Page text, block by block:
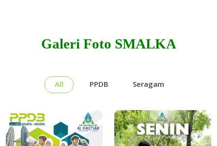
Galeri Foto SMALKA
All PPDB Seragam